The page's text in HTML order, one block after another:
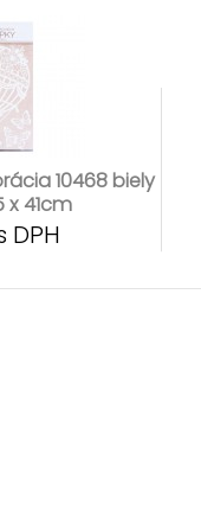
10468 biely
x 41cm
DPH